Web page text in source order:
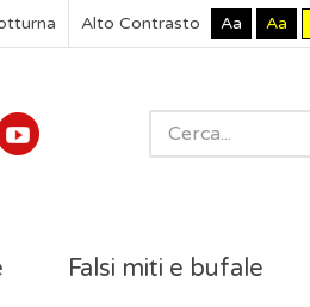
Alto Contrasto Aa Aa
Falsi miti e bufale